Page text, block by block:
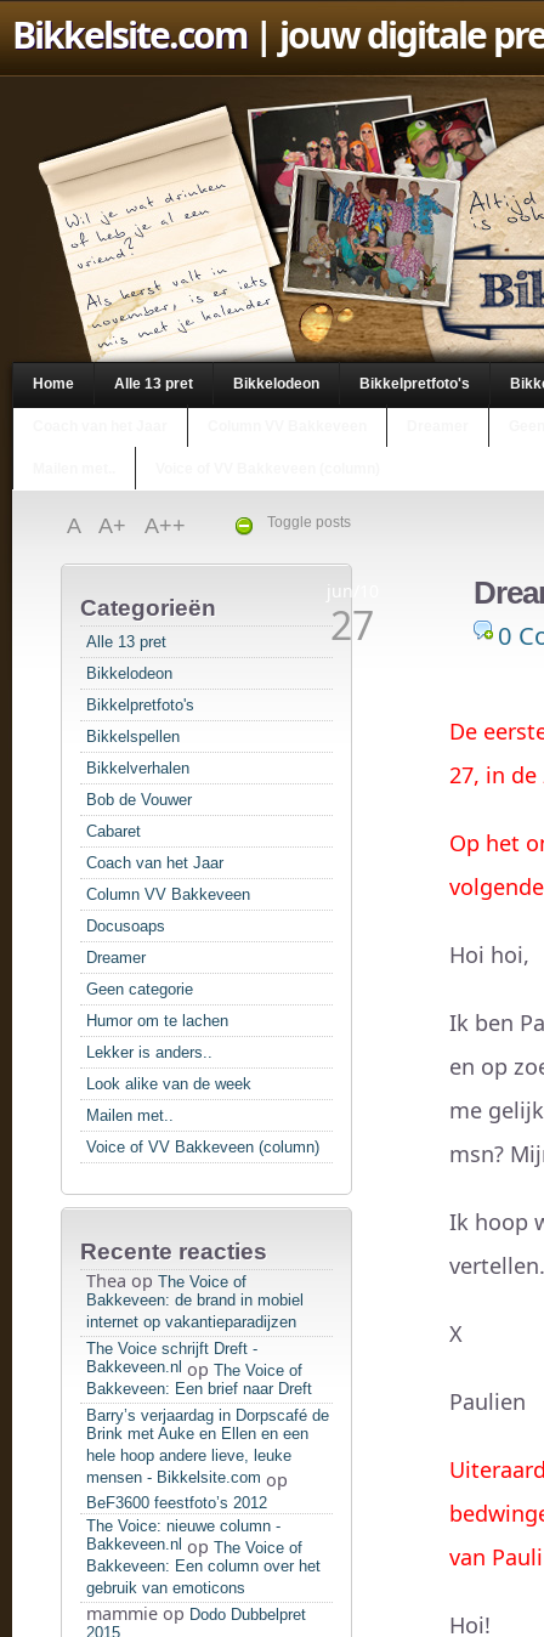
Bikkelsite.com| jouw digitale
Home Alle 13 pret Bikkelodeon Bikkelpretfoto's
Toggle posts
A A+ A++
Categorieën
Alle 13 pret
Bikkelodeon
Bikkelpretfoto's
Bikkelspellen
Bikkelverhalen
Bob de Vouwer
Cabaret
Coach van het Jaar
Column VV Bakkeveen
Docusoaps
Dreamer
Geen categorie
Humor om te lachen
Lekker is anders..
Look alike van de week
Mailen met..
Voice of VV Bakkeveen (column)
Recente reacties
Thea op The Voice of
Bakkeveen: de brand in mobiel
internet op vakantieparadijzen
The Voice schrijft Dreft -
Bakkeveen.nl op The Voice of
Bakkeveen: Een brief naar Dreft
Barry’s verjaardag in Dorpscafé de
Brink met Auke en Ellen en een
hele hoop andere lieve, leuke
mensen - Bikkelsite.com op
BeF3600 feestfoto’s 2012
The Voice: nieuwe column -
Bakkeveen.nl op The Voice of
Bakkeveen: Een column over het
gebruik van emoticons
mammie op Dodo Dubbelpret
jun/10
27 0
De
27, in
Op het
Hoi hoi,
Ik ben
en op
me
msn?
Ik hoop
X
Paulien
van
Hoi!